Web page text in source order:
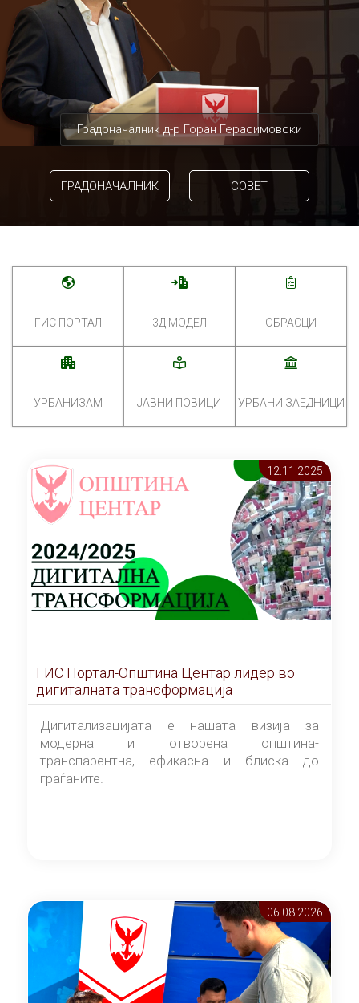
Градоначалник д-р Горан Герасимовски
ГРАДОНАЧАЛНИК СОВЕТ
ГИС ПОРТАЛ 3Д МОДЕЛ ОБРАСЦИ
УРБАНИЗАМ ЈАВНИ ПОВИЦИ УРБАНИ ЗАЕДНИЦИ
12.11 2025
ГИС Портал-Општина Центар лидер во
дигиталната трансформација
Дигитализацијата е нашата визија за
модерна и отворена општина-
транспарентна, ефикасна и блиска до
граѓаните.
06.08 2026